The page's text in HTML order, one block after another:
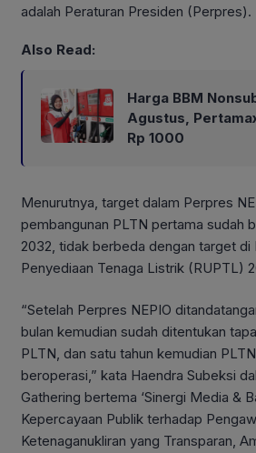
adalah Peraturan Presiden (Perpres).
Also Read:
Harga BBM
Agustus,
Rp 1000
Menurutnya, target dalam Perpres
pembangunan PLTN pertama sudah
2032, tidak berbeda dengan target di
Penyediaan Tenaga Listrik (RUPTL)
“Setelah Perpres NEPIO
bulan kemudian sudah ditentukan
PLTN, dan satu tahun kemudian
beroperasi,” kata Haendra Subeksi
Gathering bertema ‘Sinergi Media &
Kepercayaan Publik terhadap
Ketenaganukliran yang Transparan,